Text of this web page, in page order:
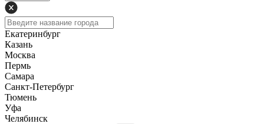
Екатеринбург
Казань
Москва
Пермь
Самара
Санкт-Петербург
Тюмень
Уфа
Челябинск